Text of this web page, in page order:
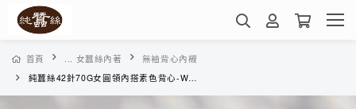
首頁 ... 女蠶絲內著
無袖背心內襯
純蠶絲42針70G女圓領內搭素色背心-WWC2A1011A(白色)